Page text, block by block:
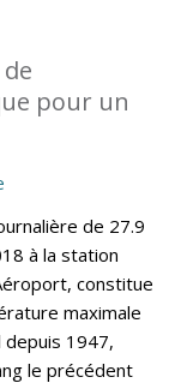
pour un
de 27.9
à la station
constitue
maximale
depuis 1947,
le précédent